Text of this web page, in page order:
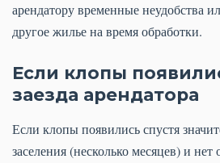
арендатору временные неудобства
другое жилье на время обработки.
Если клопы
заезда арендатора
Если клопы появились спустя
заселения (несколько месяцев) и